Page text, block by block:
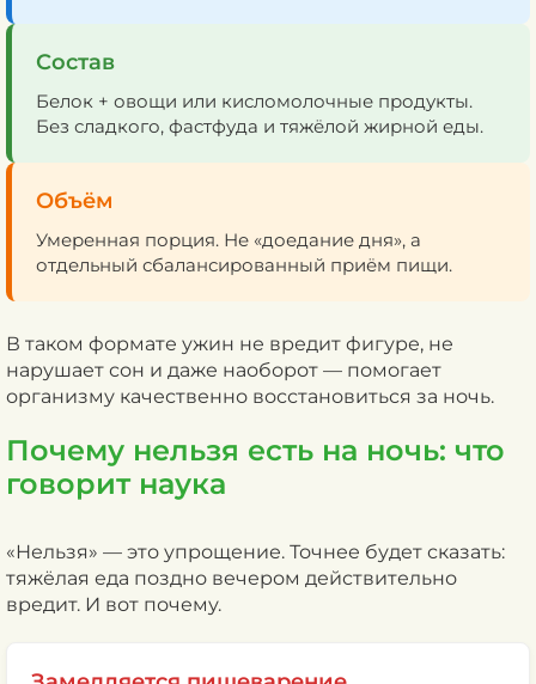
Состав
Белок + овощи или кисломолочные продукты.
Без сладкого, фастфуда и тяжёлой жирной еды.
Объём
Умеренная порция. Не «доедание дня», а
отдельный сбалансированный приём пищи.
В таком формате ужин не вредит фигуре, не
нарушает сон и даже наоборот — помогает
организму качественно восстановиться за ночь.
Почему нельзя есть на ночь: что
говорит наука
«Нельзя» — это упрощение. Точнее будет сказать:
тяжёлая еда поздно вечером действительно
вредит. И вот почему.